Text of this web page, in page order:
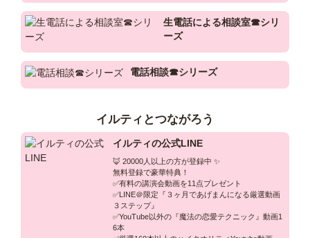
【頑張る女性と子供の味方】という公言をしてます。
だから、
イルティは、
奥さんが子供を笑顔にして、
子供は笑顔で幸せに生きる！
という幸せな家庭作りの協力をする。
未来の日本に変化を起こし
それが世界を変える事に繋がる
生電話による相談室☎シリ
ーズ
電話相談☎シリーズ
イルティとつながろう
イルティの公式LINE
🦊 20000人以上の方が登録中 ✨
無料登録で豪華特典！
✅有料の講演会動画を11点プレゼント
✅LINE＠限定『３ヶ月であげまんになる厳選動画
３ステップ』
✅YouTube以外の『魔法の恋愛テクニック』動画1
6本